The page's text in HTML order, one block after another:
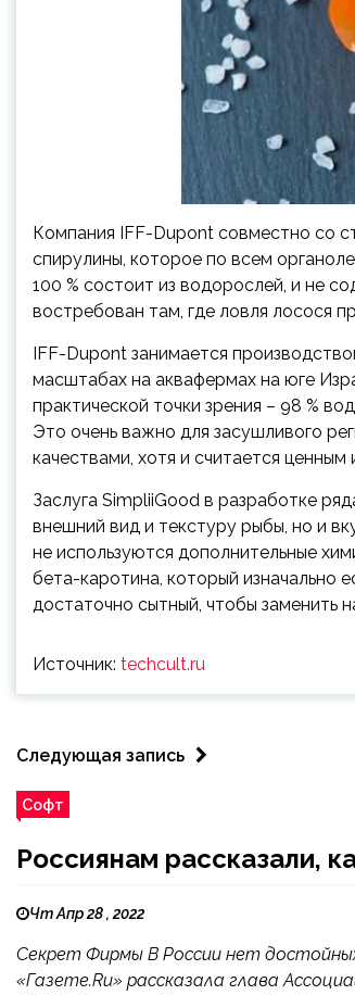
Компания IFF-Dupont совместно со
спирулины, которое по всем
100 % состоит из водорослей, и не
востребован там, где ловля лосося
IFF-Dupont занимается
масштабах на аквафермах на юге
практической точки зрения – 98 %
Это очень важно для засушливого
качествами, хотя и считается
Заслуга SimpliiGood в разработке
внешний вид и текстуру рыбы, но и
не используются дополнительные
бета-каротина, который изначально
достаточно сытный, чтобы заменить
Источник: techcult.ru
Следующая запись
Софт
Россиянам рассказали,
Чт Апр 28 , 2022
Секрет Фирмы В России нет
«Газете.Ru» рассказала глава